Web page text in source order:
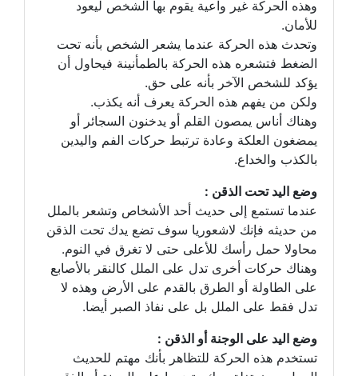
وهذه الحركة غير واعية يقوم بها الشخص ليعود
للأمان.
وتحدث هذه الحركة عندما يشعر الشخص بأنه تحت
الضغط فتشعره هذه الحركة بالطمأنينة فيحاول أن
يؤكد للشخص الآخر بأنه على حق.
ولكن من يفهم هذه الحركة يعرف أنه يكذب.
وهناك أناس يمصون القلم أو يدخنون السجائر أو
يمضغون العلكة وعادة ترتبط حركات الفم واليدين
بالكذب والخداع.
وضع اليد تحت الذقن :
عندما تستمع إلى حديث أحد الأشخاص وتشعر بالملل
من حديثه فإنك لاشعوريا سوف تضع يدك تحت الذقن
محاولا حمل رأسك للأعلى حتى لا تغرق في النوم.
وهناك حركات أخرى تدل على الملل كالنقر بالأصابع
على الطاولة أو الطرق بالقدم على الأرض وهذه لا
تدل فقط على الملل بل على نفاذ الصبر أيضا.
وضع اليد على الوجنة أو الذقن :
تستخدم هذه الحركة للتظاهر بأنك مهتم للحديث